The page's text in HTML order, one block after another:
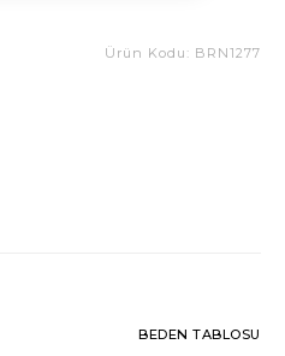
Ürün Kodu: BRN1277
BEDEN TABLOSU